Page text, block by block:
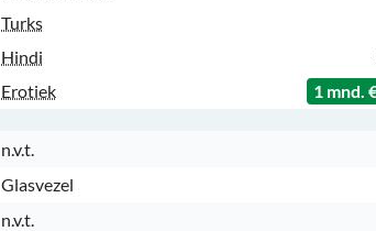
Turks
Hindi
Erotiek
1 mnd.
n.v.t.
Glasvezel
n.v.t.